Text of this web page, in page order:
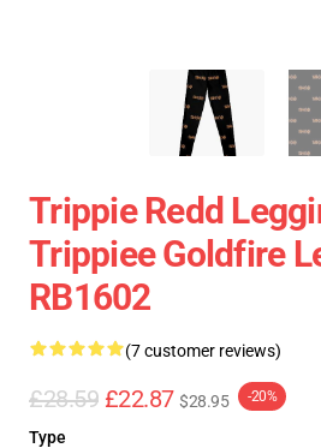
Trippie Redd
Trippiee Goldfire
RB1602
(7 customer reviews)
£28.59 £22.87 $28.95 -20%
Type